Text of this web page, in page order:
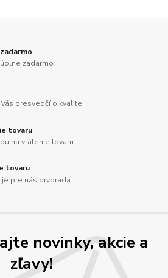
zadarmo
presvedčí o kvalite
tovaru
na vrátenie tovaru
tovaru
pre nás prvoradá
novinky, akcie a
zľavy!